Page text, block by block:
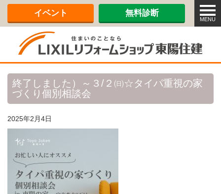
メ
ニ
ュ
MENU
イベント 無料診断
終了しました）～３/２㈰☆タイパ重視の家
づくり個別相談会
2025年2月4日